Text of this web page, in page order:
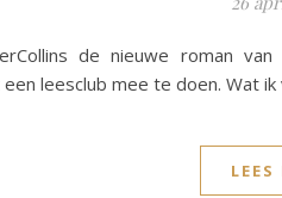
de nieuwe roman
leesclub mee te doen. Wat
LEES